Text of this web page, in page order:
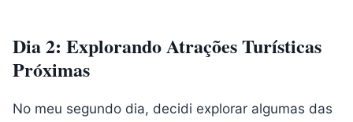
Dia 2: Explorando Atrações Turísticas
Próximas
No meu segundo dia, decidi explorar algumas das